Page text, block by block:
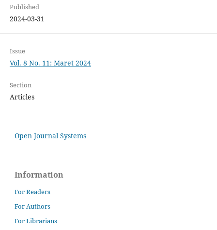
Published
2024-03-31
Issue
Vol. 8 No. 11: Maret 2024
Section
Articles
Open Journal Systems
Information
For Readers
For Authors
For Librarians